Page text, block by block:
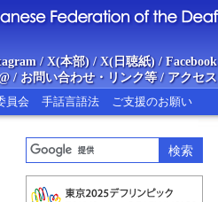
Federation of the Deaf
/ X(本部)/ X(日聴紙)/ Facebook
/ お問い合わせ・リンク等/ アクセス
員会 手話言語法 ご支援のお願い